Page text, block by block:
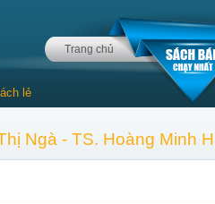
Trang chủ
lẻ
Ngà - TS. Hoàng Minh